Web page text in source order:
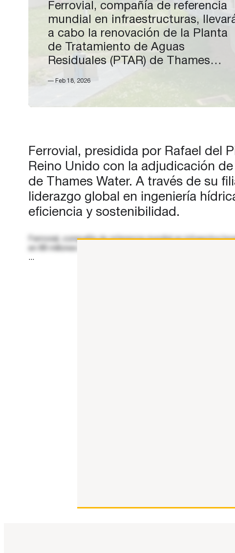
Ferrovial, compañía de referencia
mundial en infraestructuras,
a cabo la renovación de la Planta
de Tratamiento de Aguas
Residuales (PTAR) de Thames
de libras, se ejecutará a través de
Construcción y Cadagua, su filial
especializada en proyectos de…
— Feb 18, 2026
Ferrovial, presidida por Rafael del
Reino Unido con la adjudicación
de Thames Water. A través de su
liderazgo global en ingeniería
eficiencia y sostenibilidad.
Ferrovial, compañía de referencia mundial en
en 88 millones de libras, se ejecutará a través de una
...